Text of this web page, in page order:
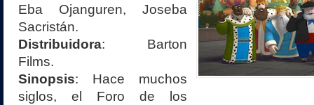
Eba Ojanguren, Joseba
Sacristán.
Distribuidora: Barton
Films.
Sinopsis: Hace muchos
siglos, el Foro de los